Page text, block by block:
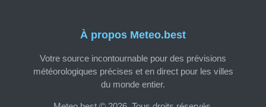
À propos Meteo.best
Votre source incontournable pour des prévisions
météorologiques précises et en direct pour les villes
du monde entier.